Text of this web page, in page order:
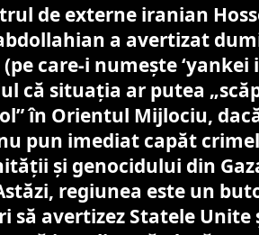
de externe iranian
a avertizat
care-i numește ‘yankei
că situaţia ar putea
în Orientul Mijlociu,
pun imediat capăt
şi genocidului din
regiunea este un
să avertizez Statele Unite